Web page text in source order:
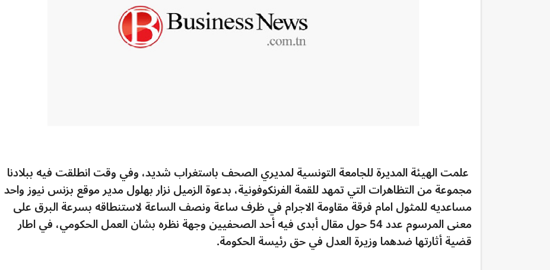
علمت الهيئة المديرة للجامعة التونسية لمديري الصحف باستغراب شديد، وفي وقت انطلقت فيه ببلادنا
مجموعة من التظاهرات التي تمهد للقمة الفرنكوفونية، بدعوة الزميل نزار بهلول مدير موقع بزنس نيوز واحد
مساعديه للمثول امام فرقة مقاومة الاجرام في ظرف ساعة ونصف الساعة لاستنطاقه بسرعة البرق على
معنى المرسوم عدد 54 حول مقال أبدى فيه أحد الصحفيين وجهة نظره بشان العمل الحكومي، في اطار
قضية أثارتها ضدهما وزيرة العدل في حق رئيسة الحكومة.